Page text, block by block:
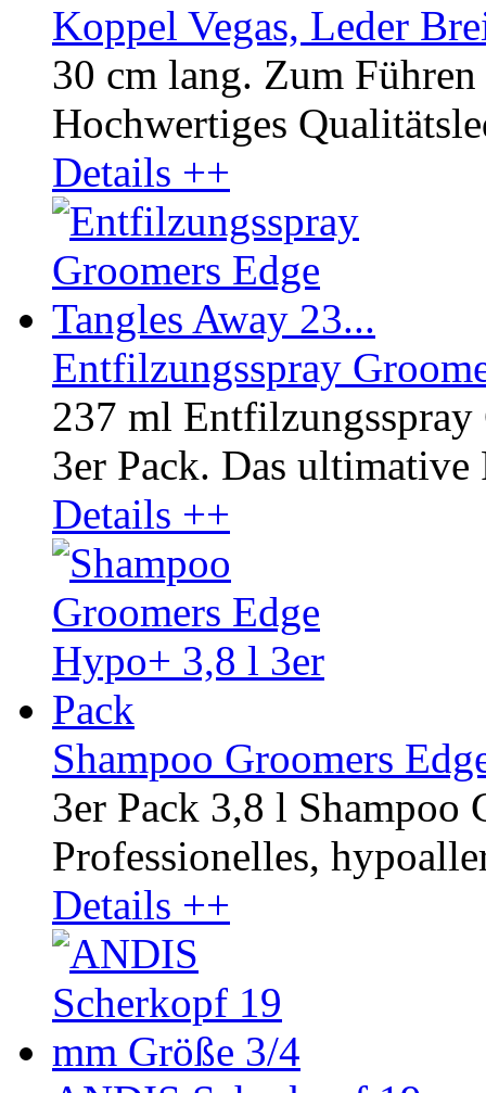
Koppel Vegas, Leder
30 cm lang. Zum
Hochwertiges
Details ++
Entfilzungsspray
237 ml Entfilzungsspray
3er Pack. Das
Details ++
Shampoo Groomers
3er Pack 3,8 l Shampoo
Professionelles,
Details ++